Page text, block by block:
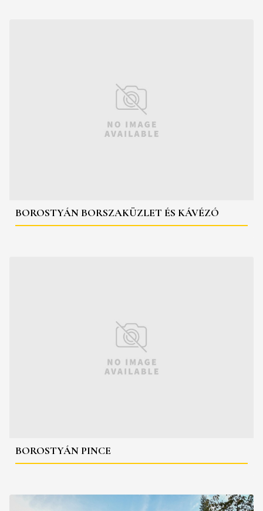
BOROSTYÁN BORSZAKÜZLET ÉS KÁVÉZÓ
BOROSTYÁN PINCE